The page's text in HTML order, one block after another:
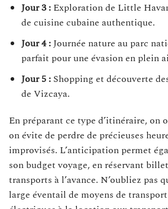
Jour 3 :Exploration de Little
de cuisine cubaine authentique.
Jour 4 :Journée nature au parc
parfait pour une évasion en plein
Jour 5 :Shopping et découverte
de Vizcaya.
En préparant ce type d’itinéraire, on
on évite de perdre de précieuses
improvisés. L’anticipation permet
son budget voyage, en réservant
transports à l’avance. N’oubliez pas
large éventail de moyens de